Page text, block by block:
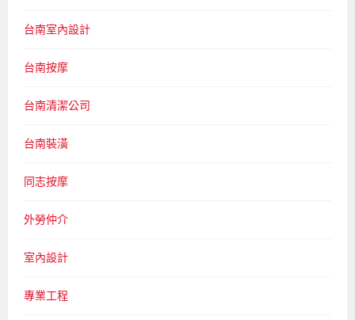
台南室內設計
台南按摩
台南清潔公司
台南裝潢
同志按摩
外勞仲介
室內設計
專業工程